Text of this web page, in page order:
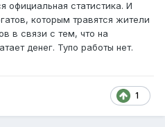
официальная статистика. И
которым травятся жители
в связи с тем, что на
денег. Тупо работы нет.
1